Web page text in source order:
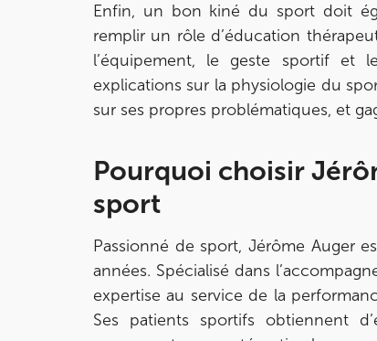
Enfin, un bon kiné du sport doit
remplir un rôle d’éducation
l’équipement, le geste sportif et
explications sur la physiologie du
sur ses propres problématiques, et
Pourquoi choisir
sport
Passionné de sport, Jérôme Auger
années. Spécialisé dans
expertise au service de la
Ses patients sportifs obtiennent
28 Rue Velpeau 92160 Antony
01 76 21 71 41
Prenez RDV sur
Prenez RDV sur
74 Bd Haussmann 75008 Paris
74 Bd Haussmann 75008 Paris
01 44 71 93 74
Prenez RDV sur
Prenez RDV sur